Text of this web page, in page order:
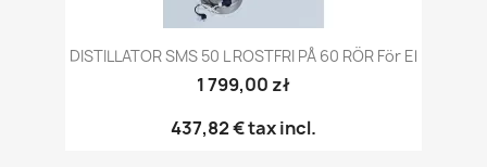
DISTILLATOR SMS 50 L ROSTFRI PÅ 60 RÖR För El
1 799,00 zł
437,82 €tax incl.